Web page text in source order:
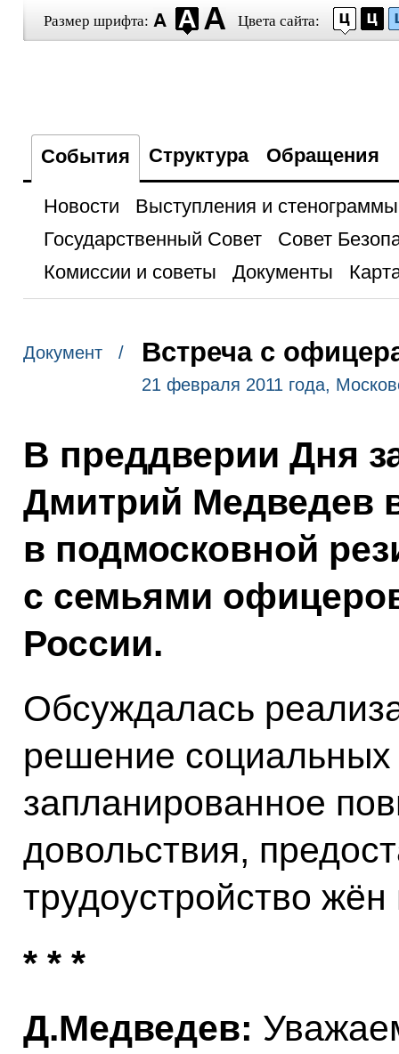
Размер шрифта: Цвета сайта:
События Структура Обращения
Новости
Выступления и стенограммы
Государственный Совет
Совет
Комиссии и советы
Документы
Документ / Встреча с
21 февраля 2011 года,
В преддверии Дня
Дмитрий Медведев
в подмосковной
с семьями
России.
Обсуждалась
решение социальных
запланированное
довольствия,
трудоустройство
* * *
Д.Медведев: